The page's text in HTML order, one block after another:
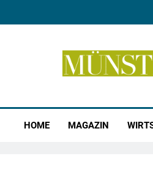
HOME MAGAZIN